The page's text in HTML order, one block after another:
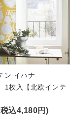
ン イハナ
1枚入【北欧インテ
込4,180円)